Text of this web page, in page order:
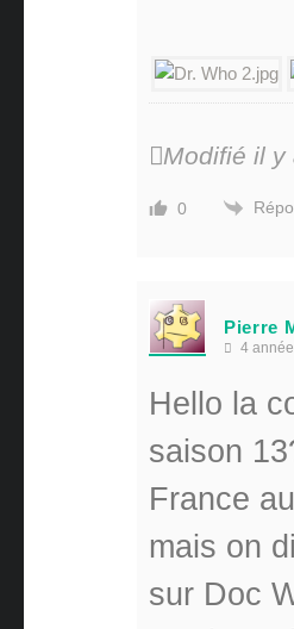
Modifié il y
0
Pierre
4
Hello la
saison
France
mais on
sur Doc